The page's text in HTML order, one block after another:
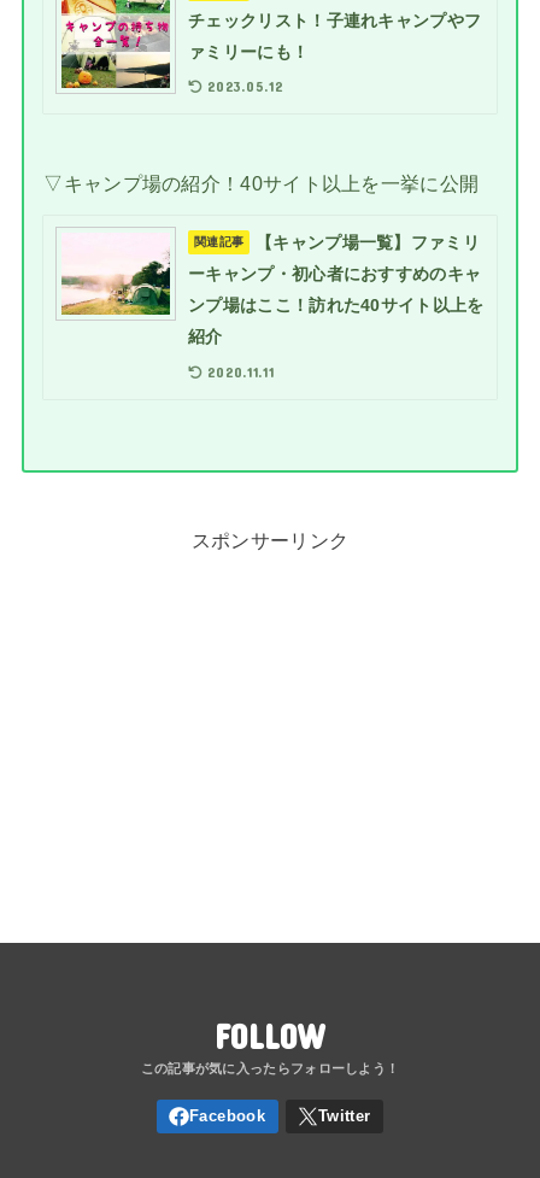
チェックリスト！子連れキャンプやフ
ァミリーにも！
2023.05.12
▽キャンプ場の紹介！40サイト以上を一挙に公開
関連記事
【キャンプ場一覧】ファミリ
ーキャンプ・初心者におすすめのキャ
ンプ場はここ！訪れた40サイト以上を
紹介
2020.11.11
スポンサーリンク
FOLLOW